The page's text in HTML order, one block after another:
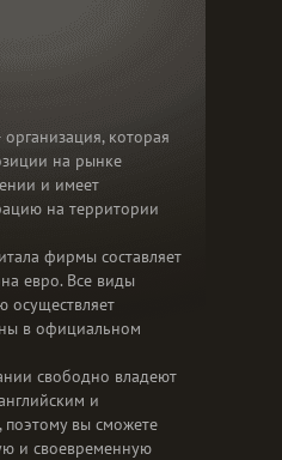
организация, которая
на рынке
и имеет
на территории
фирмы составляет
евро. Все виды
осуществляет
в официальном
свободно владеют
и
поэтому вы сможете
и своевременную